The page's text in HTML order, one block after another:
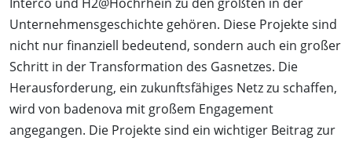
Unternehmensgeschichte gehören. Diese Projekte sind
nicht nur finanziell bedeutend, sondern auch ein großer
Schritt in der Transformation des Gasnetzes. Die
Herausforderung, ein zukunftsfähiges Netz zu schaffen,
wird von badenova mit großem Engagement
angegangen. Die Projekte sind ein wichtiger Beitrag zur